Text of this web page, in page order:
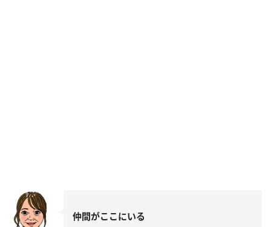
仲間がここにいる